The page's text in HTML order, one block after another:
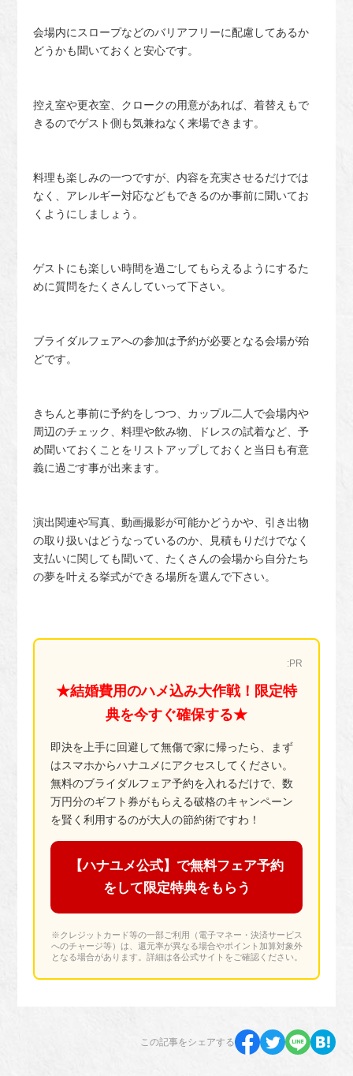
会場内にスロープなどのバリアフリーに配慮してあるか
どうかも聞いておくと安心です。
控え室や更衣室、クロークの用意があれば、着替えもで
きるのでゲスト側も気兼ねなく来場できます。
料理も楽しみの一つですが、内容を充実させるだけでは
なく、アレルギー対応などもできるのか事前に聞いてお
くようにしましょう。
ゲストにも楽しい時間を過ごしてもらえるようにするた
めに質問をたくさんしていって下さい。
ブライダルフェアへの参加は予約が必要となる会場が殆
どです。
きちんと事前に予約をしつつ、カップル二人で会場内や
周辺のチェック、料理や飲み物、ドレスの試着など、予
め聞いておくことをリストアップしておくと当日も有意
義に過ごす事が出来ます。
演出関連や写真、動画撮影が可能かどうかや、引き出物
の取り扱いはどうなっているのか、見積もりだけでなく
支払いに関しても聞いて、たくさんの会場から自分たち
の夢を叶える挙式ができる場所を選んで下さい。
:PR
★結婚費用のハメ込み大作戦！限定特
典を今すぐ確保する★
即決を上手に回避して無傷で家に帰ったら、まず
はスマホからハナユメにアクセスしてください。
無料のブライダルフェア予約を入れるだけで、数
万円分のギフト券がもらえる破格のキャンペーン
を賢く利用するのが大人の節約術ですわ！
【ハナユメ公式】で無料フェア予約
をして限定特典をもらう
※クレジットカード等の一部ご利用（電子マネー・決済サービス
へのチャージ等）は、還元率が異なる場合やポイント加算対象外
となる場合があります。詳細は各公式サイトをご確認ください。
この記事をシェアする